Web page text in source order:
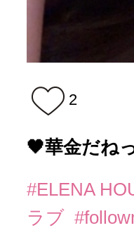
2
🖤華金だね
#ELENA
ラブ